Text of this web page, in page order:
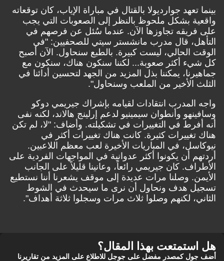
بينما تعهد جوارديولا بالقتال في مباراة الإياب، كان توقعاته
واقعية بشكل ملحوظ بالنظر إلى الصعوبات التي يجب
على فريقه تجاوزها الآن. عندما سُئل عن فرصهم في
التأهل، قال مدرب مانشستر سيتي للصحفيين: "في
الوقت الحالي، ليست كبيرة. بالطبع سنحاول. الآن أصبح
كل شيء أكثر صعوبة... لكننا سنكون هناك، سنكون مع
جماهيرنا، يمكننا بذل المزيد من الجهد لتحسين أدائنا في
الثلث الأخير من الملعب وسنحاول".
واجه المدرب انتقادات لقيامه بإشراك جيريمي دوكو
وسافينهو وأنطوان سيمينيو لدعم إرلينج هالاند، لكنه نفى
أنه أفرط في التغييرات في تشكيلته. وأضاف: "لا، لم تكن
هناك تغييرات كثيرة. كانت هناك تغييرات أكثر في
نيوكاسل، في المباريات الأخيرة لعب معظم اللاعبين.
أردتهم أن يكونوا أكثر عدوانية في المواجهات الفردية على
الأطراف. كان جيريمي رائعاً، وعانينا قليلاً على الجانب
الأيمن. وصلنا مرات عديدة إلى موقف يشعرنا أننا نستطيع
تسجيل هدف ونحاول أن نرى ما سيحدث في الشوط
الثاني، لكنهم وصلوا ثلاث مرات وسجلوا ثلاثة أهداف".
هل استمتعت بهذا المقال؟
أضف جول كمصدر مفضل على جوجل للاطلاع على المزيد من تقاريرنا